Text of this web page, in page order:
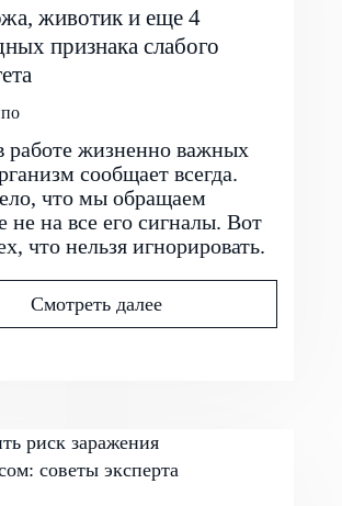
животик и еще 4
признака слабого
работе жизненно важных
сообщает всегда.
что мы обращаем
не на все его сигналы. Вот
что нельзя игнорировать.
Смотреть далее